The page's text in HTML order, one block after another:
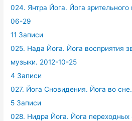
024. Янтра Йога. Йога
06-29
11 Записи
025. Нада Йога. Йога восприятия
музыки. 2012-10-25
4 Записи
027. Йога Сновидения. Йога во
5 Записи
028. Нидра Йога. Йога переходных